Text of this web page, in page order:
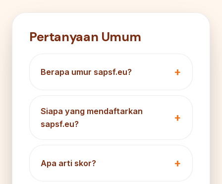
Pertanyaan Umum
Berapa umur sapsf.eu?
Siapa yang mendaftarkan
sapsf.eu?
Apa arti skor?